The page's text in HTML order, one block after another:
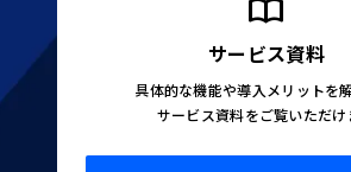
サービス資料
具体的な機能や導入メリットを
サービス資料をご覧いただけ